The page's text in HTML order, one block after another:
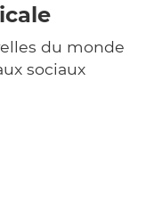
du monde
sociaux